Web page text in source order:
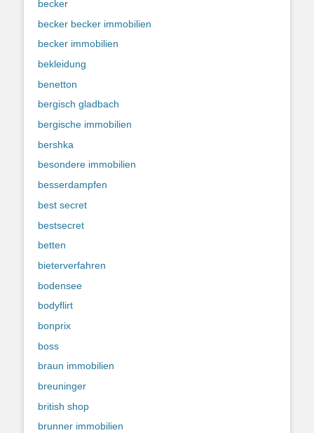
becker
becker becker immobilien
becker immobilien
bekleidung
benetton
bergisch gladbach
bergische immobilien
bershka
besondere immobilien
besserdampfen
best secret
bestsecret
betten
bieterverfahren
bodensee
bodyflirt
bonprix
boss
braun immobilien
breuninger
british shop
brunner immobilien